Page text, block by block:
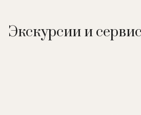
Экскурсии и